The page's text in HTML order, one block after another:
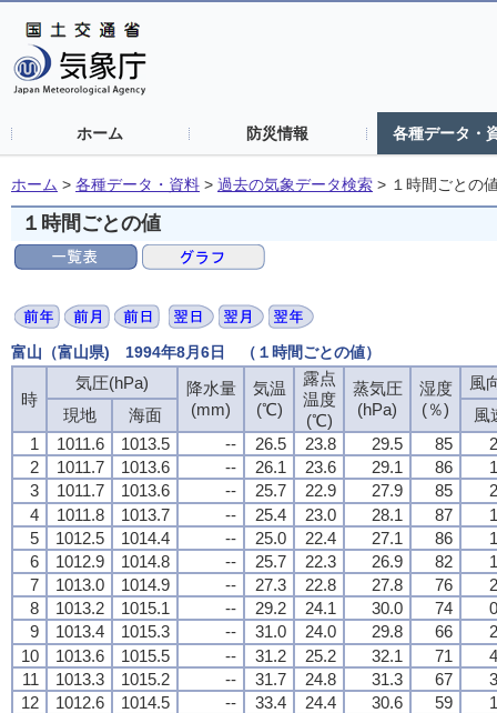
ホーム 防災情報 各種データ・
ホーム > 各種データ・資料 > 過去の気象データ検索 > １時間ごとの
１時間ごとの値
富山（富山県) 1994年8月6日 （１時間ごとの値）
時
気圧(hPa)
降水量
(mm)
気温
(℃)
露点
温度
(℃)
蒸気圧
(hPa)
湿度
(％)
風
現地
海面
風
1
1011.6 1013.5 -- 26.5 23.8 29.5 85
2
1011.7 1013.6 -- 26.1 23.6 29.1 86
3
1011.7 1013.6 -- 25.7 22.9 27.9 85
4
1011.8 1013.7 -- 25.4 23.0 28.1 87
5
1012.5 1014.4 -- 25.0 22.4 27.1 86
6
1012.9 1014.8 -- 25.7 22.3 26.9 82
7
1013.0 1014.9 -- 27.3 22.8 27.8 76
8
1013.2 1015.1 -- 29.2 24.1 30.0 74
9
1013.4 1015.3 -- 31.0 24.0 29.8 66
10
1013.6 1015.5 -- 31.2 25.2 32.1 71
11
1013.3 1015.2 -- 31.7 24.8 31.3 67
12
1012.6 1014.5 -- 33.4 24.4 30.6 59